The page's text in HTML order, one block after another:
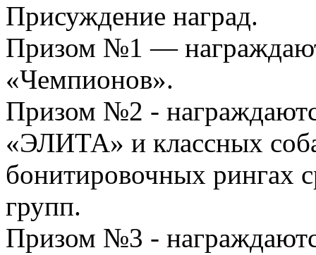
Присуждение наград.
Призом №1 —
«Чемпионов».
Призом №2 -
«ЭЛИТА» и классных
бонитировочных рингах
групп.
Призом №3 -